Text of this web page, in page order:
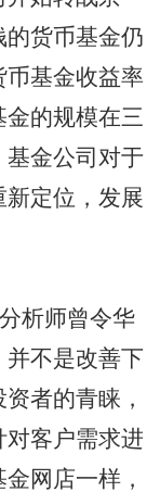
的货币基金仍
基金收益率
的规模在三
金公司对于
定位，发展
析师曾令华
不是改善下
者的青睐，
对客户需求进
网店一样，